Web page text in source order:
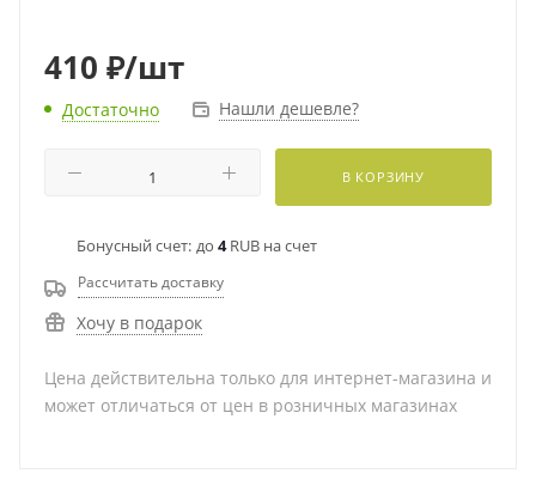
410 ₽/шт
Достаточно Нашли дешевле?
В КОРЗИНУ
Бонусный счет: до 4RUB на счет
Рассчитать доставку
Хочу в подарок
Цена действительна только для интернет-магазина и
может отличаться от цен в розничных магазинах